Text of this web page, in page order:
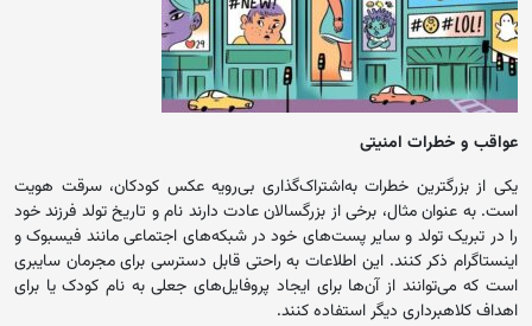
عواقب و خطرات امنیتی
یکی از بزرگترین خطرات به‌اشتراک‌گذاری بی‌رویه عکس کودکان، سرقت هویت
است. به عنوان مثال، برخی از بزرگسالان عادت دارند نام و تاریخ تولد فرزند خود
را در تبریک تولد و سایر پست‌های خود در شبکه‌های اجتماعی مانند فیسبوک و
اینستاگرام ذکر کنند. این اطلاعات به راحتی قابل دسترسی برای مجرمان سایبری
است که می‌توانند از آن‌ها برای ایجاد پروفایل‌های جعلی به نام کودک یا برای
اهداف کلاهبرداری دیگر استفاده کنند.